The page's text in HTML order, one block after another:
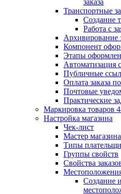
заказа
Транспортные
Создание
Работа с
Архивирование
Компонент
Этапы
Автоматизация
Публичные
Оплата заказа
Почтовые
Практические
Маркировка товаров
Настройка магазина
Чек-лист
Мастер магазина
Типы
Группы свойств
Свойства
Создание